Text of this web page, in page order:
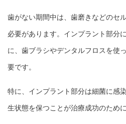
歯がない期間中は、歯磨きなどのセ
必要があります。インプラント部分
に、歯ブラシやデンタルフロスを使
要です。
特に、インプラント部分は細菌に感
生状態を保つことが治療成功のため